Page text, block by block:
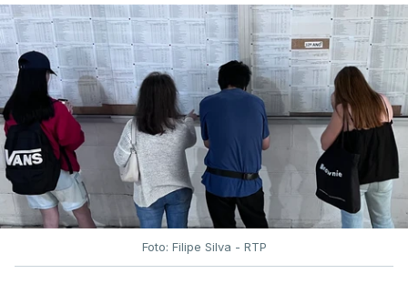
Foto: Filipe Silva - RTP